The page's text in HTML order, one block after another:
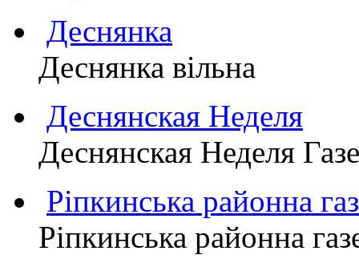
Деснянка
Деснянка вільна
Деснянская Неделя
Деснянская Неделя
Ріпкинська районна
Ріпкинська районна